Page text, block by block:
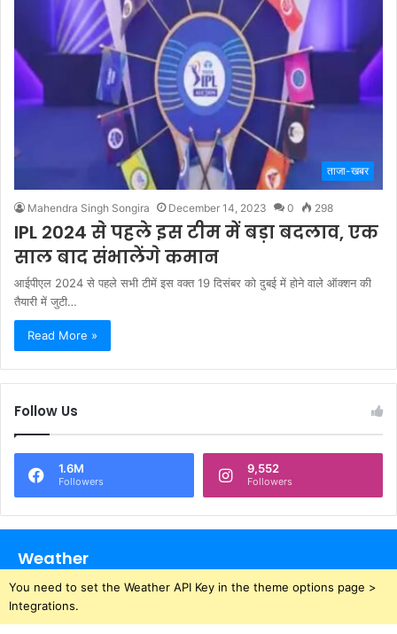
ताजा-खबर
Mahendra Singh Songira December 14, 2023 0 298
IPL 2024 से पहले इस टीम में बड़ा बदलाव, एक
साल बाद संभालेंगे कमान
आईपीएल 2024 से पहले सभी टीमें इस वक्त 19 दिसंबर को दुबई में होने वाले ऑक्शन की
तैयारी में जुटी…
Read More »
Follow Us
1.6M
Followers
9,552
Followers
Weather
You need to set the Weather API Key in the theme options page >
Integrations.